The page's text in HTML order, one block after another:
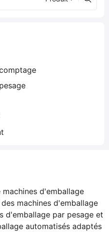
d'emballage
machines d'emballage
d'emballage par pesage et
automatisés adaptés